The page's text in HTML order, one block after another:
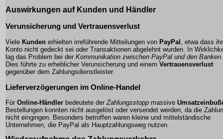
Auswirkungen auf Kunden und Händler
Verunsicherung und Vertrauensverlust
Viele Kunden erhielten irreführende Mitteilungen von PayPal , etwa dass ihr
Konto nicht gedeckt sei oder Transaktionen abgelehnt wurden. In
lag das Problem bei der Kommunikation zwischen PayPal und den Banken
Dies führte zu erheblicher Verunsicherung und einem Vertrauensverlust
gegenüber dem Zahlungsdienstleister.
Lieferverzögerungen im Online-Handel
Für Online-Händler bedeutete derZahlungsstopp massive
Bestellungen konnten nicht ausgelöst oder versendet werden, da die
nicht eingingen. Besonders betroffen waren kleine und mittelständische
Unternehmen, die PayPal als Hauptzahlungsweg nutzen.